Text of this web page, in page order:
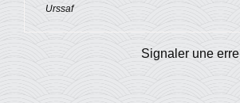
Urssaf
Signaler une